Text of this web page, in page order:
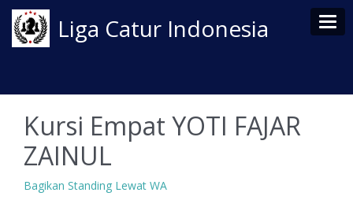
Liga Catur Indonesia
Kursi Empat YOTI FAJAR
ZAINUL
Bagikan Standing Lewat WA